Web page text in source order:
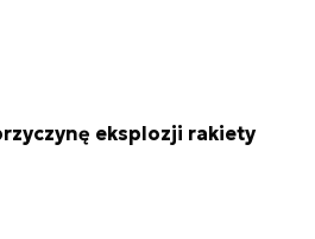
eksplozji rakiety